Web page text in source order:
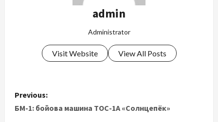
admin
Administrator
Visit Website View All Posts
P
o
Previous:
БМ-1: бойова машина ТОС-1А «Солнцепёк»